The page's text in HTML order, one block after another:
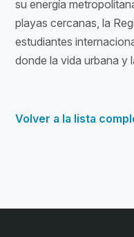
su energía
playas cercanas, la
estudiantes
donde la vida urbana y
Volver a la lista